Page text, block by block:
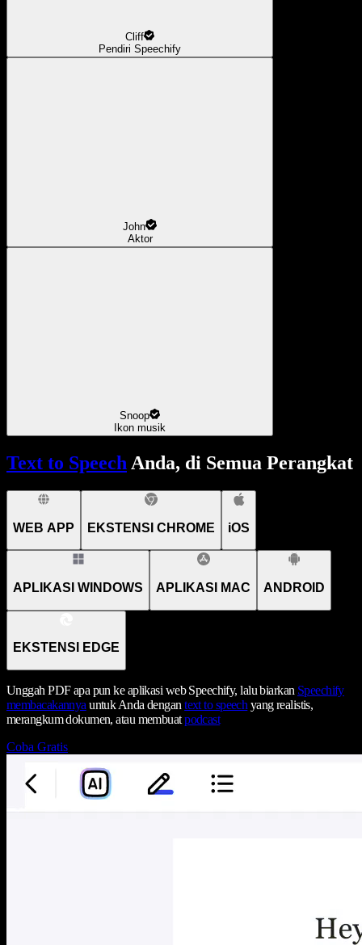
Cliff
Pendiri Speechify
John
Aktor
Snoop
Ikon musik
Text to SpeechAnda, di Semua Perangkat
WEB APP EKSTENSI CHROME iOS
APLIKASI WINDOWS APLIKASI MAC ANDROID
EKSTENSI EDGE
Unggah PDF apa pun ke aplikasi web Speechify, lalu biarkan Speechify
membacakannya untuk Anda dengantext to speech yang realistis,
merangkum dokumen, atau membuatpodcast
Coba Gratis